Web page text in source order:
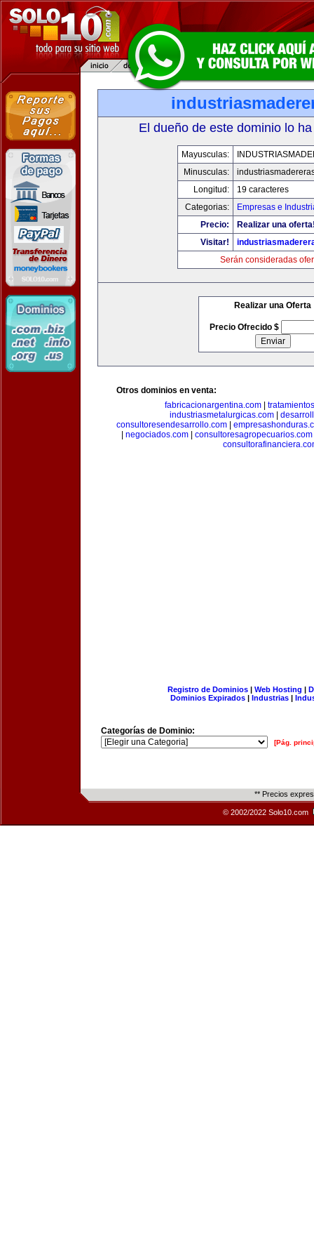
El dueño de este dominio lo
Mayusculas:
Minusculas:
Longitud:
19 caracteres
Categorias:
Empresas e
Precio:
Realizar una
Visitar!
Serán consideradas
Realizar una Oferta
Precio Ofrecido $
Otros dominios en venta:
fabricacionargentina.com|
industriasmetalurgicas.com|
consultoresendesarrollo.com
negociados.com consultoresagropecuarios.com
Registro de Dominios| Web Hosting |
Dominios Expirados | Industrias |
Categorías de Dominio:
[Pág.
** Precios
© 2002/2022 Solo10.com